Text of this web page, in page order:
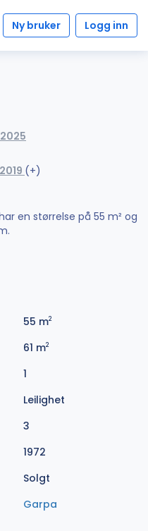
Ny bruker Logg inn
(+)
en størrelse på 55 m² og
55 m2
61 m2
1
Leilighet
3
1972
Solgt
Garpa